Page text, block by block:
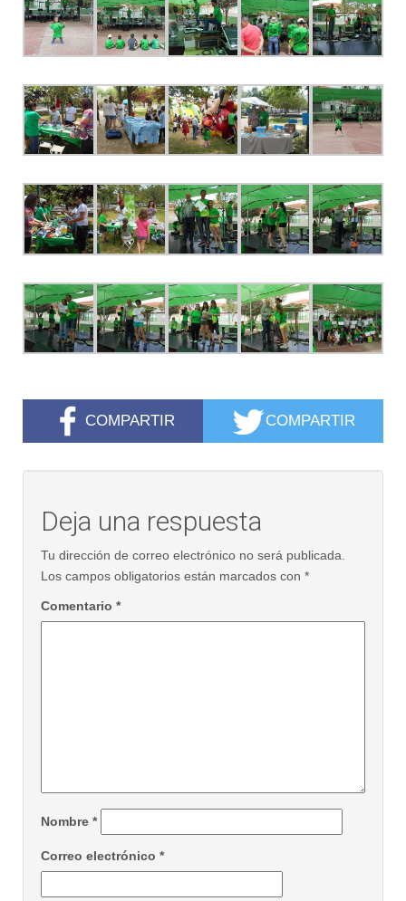
COMPARTIR COMPARTIR
Deja una respuesta
Tu dirección de correo electrónico no será publicada.
Los campos obligatorios están marcados con *
Comentario *
Nombre *
Correo electrónico *